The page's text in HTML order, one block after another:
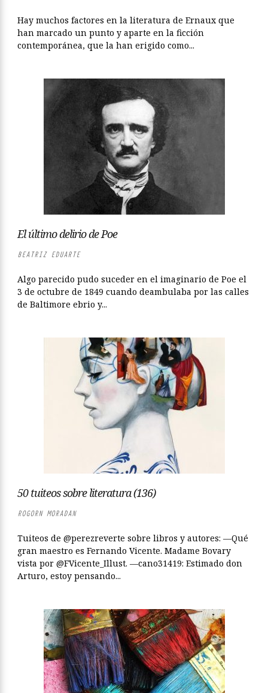
Hay muchos factores en la literatura de Ernaux que
han marcado un punto y aparte en la ficción
contemporánea, que la han erigido como...
El último delirio de Poe
BEATRIZ EDUARTE
Algo parecido pudo suceder en el imaginario de Poe el
3 de octubre de 1849 cuando deambulaba por las calles
de Baltimore ebrio y...
50 tuiteos sobre literatura (136)
ROGORN MORADAN
Tuiteos de @perezreverte sobre libros y autores: —Qué
gran maestro es Fernando Vicente. Madame Bovary
vista por @FVicente_Illust. —cano31419: Estimado don
Arturo, estoy pensando...